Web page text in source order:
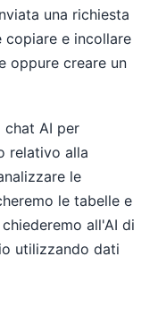
una richiesta
copiare e incollare
oppure creare un
chat AI per
relativo alla
le
le tabelle e
all'AI di
utilizzando dati